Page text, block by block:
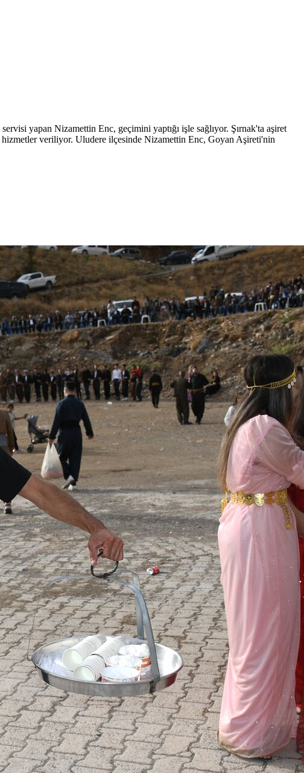
yapan Nizamettin Enc, geçimini yaptığı işle sağlıyor. Şırnak'ta aşiret
hizmetler veriliyor. Uludere ilçesinde Nizamettin Enc, Goyan Aşireti'nin